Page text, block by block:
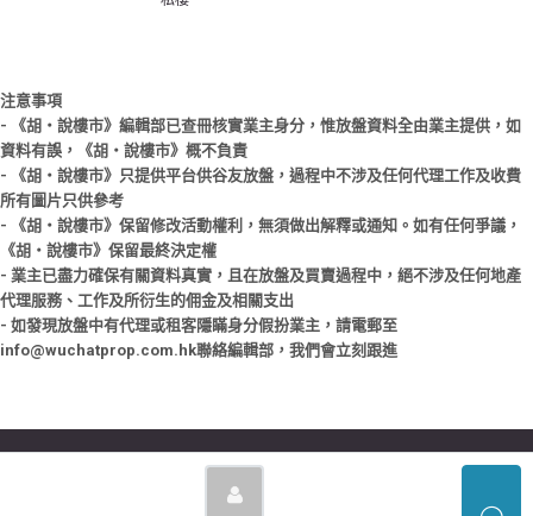
注意事項
- 《胡‧說樓市》編輯部已查冊核實業主身分，惟放盤資料全由業主提供，如
資料有誤，《胡‧說樓市》概不負責
- 《胡‧說樓市》只提供平台供谷友放盤，過程中不涉及任何代理工作及收費
所有圖片只供參考
- 《胡‧說樓市》保留修改活動權利，無須做出解釋或通知。如有任何爭議，
《胡‧說樓市》保留最終決定權
- 業主已盡力確保有關資料真實，且在放盤及買賣過程中，絕不涉及任何地產
代理服務、工作及所衍生的佣金及相關支出
- 如發現放盤中有代理或租客隱瞞身分假扮業主，請電郵至
info@wuchatprop.com.hk聯絡編輯部，我們會立刻跟進